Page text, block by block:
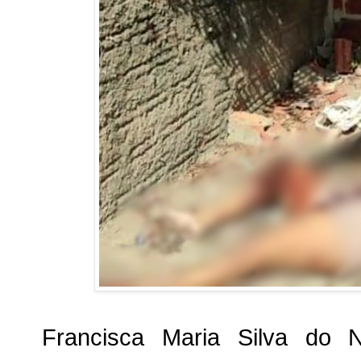
Francisca Maria Silva do